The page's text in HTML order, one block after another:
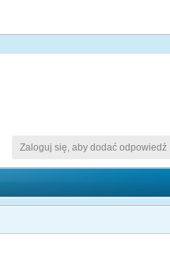
Zaloguj się, aby dodać odpowiedź